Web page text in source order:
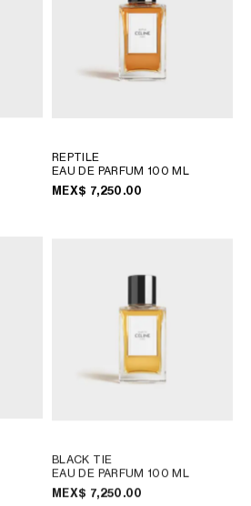
REPTILE
EAU DE PARFUM 100 ML
MEX$ 7,250.00
BLACK TIE
EAU DE PARFUM 100 ML
MEX$ 7,250.00